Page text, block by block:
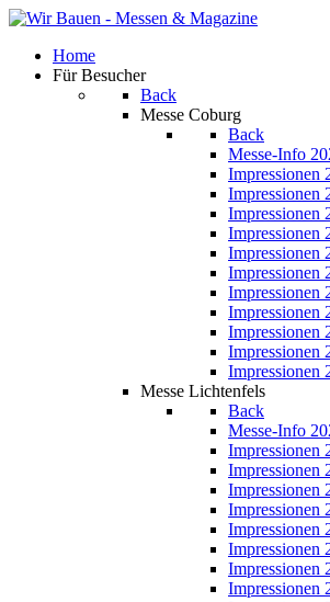
Home
Für Besucher
Back
Messe Coburg
Back
Messe-Info
Impressionen
Impressionen
Impressionen
Impressionen
Impressionen
Impressionen
Impressionen
Impressionen
Impressionen
Impressionen
Impressionen
Messe Lichtenfels
Back
Messe-Info
Impressionen
Impressionen
Impressionen
Impressionen
Impressionen
Impressionen
Impressionen
Impressionen